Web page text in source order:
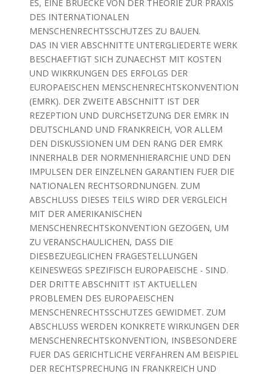
ES, EINE BRUECKE VON DER THEORIE ZUR PRAXIS
DES INTERNATIONALEN
MENSCHENRECHTSSCHUTZES ZU BAUEN.
DAS IN VIER ABSCHNITTE UNTERGLIEDERTE WERK
BESCHAEFTIGT SICH ZUNAECHST MIT KOSTEN
UND WIKRKUNGEN DES ERFOLGS DER
EUROPAEISCHEN MENSCHENRECHTSKONVENTION
(EMRK). DER ZWEITE ABSCHNITT IST DER
REZEPTION UND DURCHSETZUNG DER EMRK IN
DEUTSCHLAND UND FRANKREICH, VOR ALLEM
DEN DISKUSSIONEN UM DEN RANG DER EMRK
INNERHALB DER NORMENHIERARCHIE UND DEN
IMPULSEN DER EINZELNEN GARANTIEN FUER DIE
NATIONALEN RECHTSORDNUNGEN. ZUM
ABSCHLUSS DIESES TEILS WIRD DER VERGLEICH
MIT DER AMERIKANISCHEN
MENSCHENRECHTSKONVENTION GEZOGEN, UM
ZU VERANSCHAULICHEN, DASS DIE
DIESBEZUEGLICHEN FRAGESTELLUNGEN
KEINESWEGS SPEZIFISCH EUROPAEISCHE - SIND.
DER DRITTE ABSCHNITT IST AKTUELLEN
PROBLEMEN DES EUROPAEISCHEN
MENSCHENRECHTSSCHUTZES GEWIDMET. ZUM
ABSCHLUSS WERDEN KONKRETE WIRKUNGEN DER
MENSCHENRECHTSKONVENTION, INSBESONDERE
FUER DAS GERICHTLICHE VERFAHREN AM BEISPIEL
DER RECHTSPRECHUNG IN FRANKREICH UND